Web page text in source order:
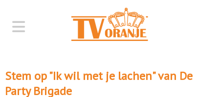
Stem op "Ik wil met je lachen" van De
Party Brigade